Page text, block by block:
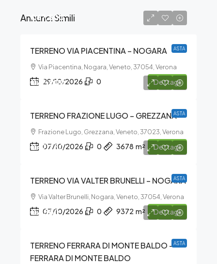
Annunci Simili
ASTA
€67.500
TERRENO VIA PIACENTINA – NOGARA
Via Piacentina, Nogara, Veneto, 37054, Verona
29/10/2026 0 Dettagli
ASTA
€72.000
TERRENO FRAZIONE LUGO – GREZZANA
Frazione Lugo, Grezzana, Veneto, 37023, Verona
07/10/2026 0 3678 m² Dettagli
ASTA
€47.250
TERRENO VIA VALTER BRUNELLI – NOGARA
Via Valter Brunelli, Nogara, Veneto, 37054, Verona
07/10/2026 0 9372 m² Dettagli
ASTA
€7.500
TERRENO FERRARA DI MONTE BALDO –
FERRARA DI MONTE BALDO